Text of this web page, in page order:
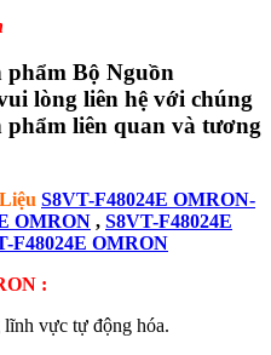
phẩm Bộ Nguồn
lòng liên hệ với chúng
phẩm liên quan và tương
S8VT-F48024E OMRON-
OMRON , S8VT-F48024E
F48024E OMRON
:
lĩnh vực tự động hóa.